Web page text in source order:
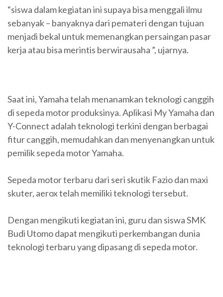
“siswa dalam kegiatan ini supaya bisa menggali ilmu
sebanyak – banyaknya dari pemateri dengan tujuan
menjadi bekal untuk memenangkan persaingan pasar
kerja atau bisa merintis berwirausaha ”, ujarnya.
Saat ini, Yamaha telah menanamkan teknologi canggih
di sepeda motor produksinya. Aplikasi My Yamaha dan
Y-Connect adalah teknologi terkini dengan berbagai
fitur canggih, memudahkan dan menyenangkan untuk
pemilik sepeda motor Yamaha.
Sepeda motor terbaru dari seri skutik Fazio dan maxi
skuter, aerox telah memiliki teknologi tersebut.
Dengan mengikuti kegiatan ini, guru dan siswa SMK
Budi Utomo dapat mengikuti perkembangan dunia
teknologi terbaru yang dipasang di sepeda motor.